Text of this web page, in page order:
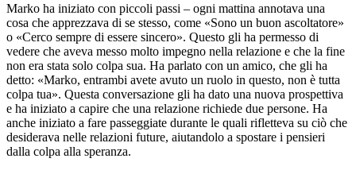
Marko ha iniziato con piccoli passi – ogni mattina annotava una
cosa che apprezzava di se stesso, come «Sono un buon ascoltatore»
o «Cerco sempre di essere sincero». Questo gli ha permesso di
vedere che aveva messo molto impegno nella relazione e che la fine
non era stata solo colpa sua. Ha parlato con un amico, che gli ha
detto: «Marko, entrambi avete avuto un ruolo in questo, non è tutta
colpa tua». Questa conversazione gli ha dato una nuova prospettiva
e ha iniziato a capire che una relazione richiede due persone. Ha
anche iniziato a fare passeggiate durante le quali rifletteva su ciò che
desiderava nelle relazioni future, aiutandolo a spostare i pensieri
dalla colpa alla speranza.